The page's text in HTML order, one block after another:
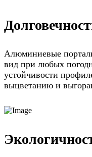
Алюминиевые
вид при любых
устойчивости
выцветанию и